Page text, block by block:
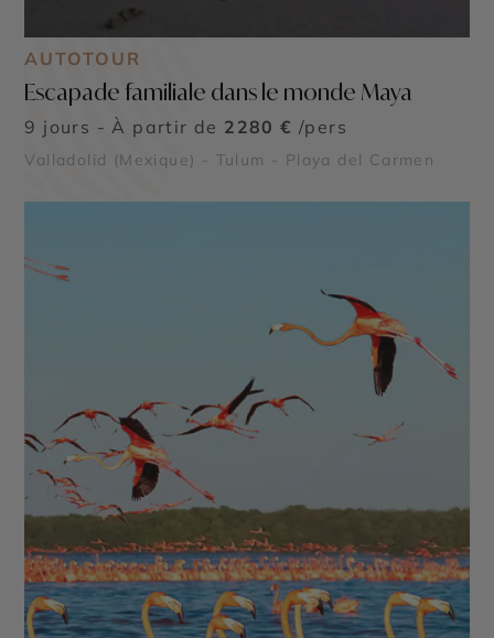
AUTOTOUR
Escapade familiale dans le monde Maya
9 jours - À partir de 2280 € /pers
Valladolid (Mexique) - Tulum - Playa del Carmen